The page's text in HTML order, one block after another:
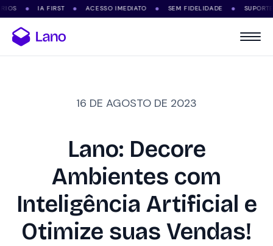
● IA FIRST ● ACESSO IMEDIATO ● SEM FIDELIDADE ● SUPORTE VIA
16 DE AGOSTO DE 2023
Lano: Decore
Ambientes com
Inteligência Artificial e
Otimize suas Vendas!